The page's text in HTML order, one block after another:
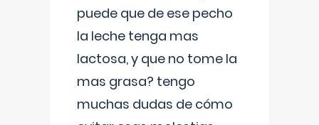
puede que de ese pecho
la leche tenga mas
lactosa, y que no tome la
mas grasa? tengo
muchas dudas de cómo